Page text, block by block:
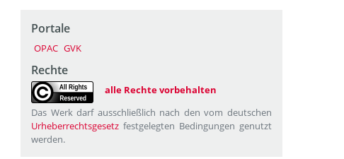
Portale
OPAC GVK
Rechte
alle Rechte vorbehalten
Das Werk darf ausschließlich nach den vom deutschen
Urheberrechtsgesetz festgelegten Bedingungen genutzt
werden.